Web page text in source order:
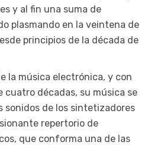
y al fin una suma de
plasmando en la veintena de
principios de la década de
la música electrónica, y con
cuatro décadas, su música se
sonidos de los sintetizadores
repertorio de
que conforma una de las